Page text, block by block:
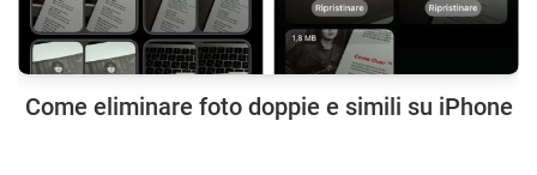
Come eliminare foto doppie e simili su iPhone